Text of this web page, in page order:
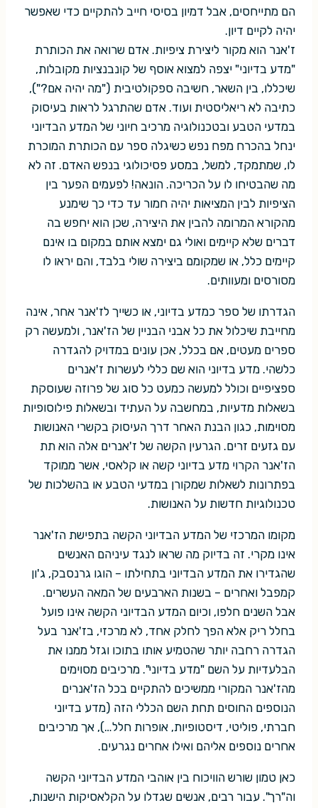
הם מתייחסים, אבל דמיון בסיסי חייב להתקיים כדי שאפשר
יהיה לקיים דיון.
ז'אנר הוא מקור ליצירת ציפיות. אדם שרואה את הכותרת
"מדע בדיוני" יצפה למצוא אוסף של קונבנציות מקובלות,
שיכללו, בין השאר, חשיבה ספקולטיבית ("מה יהיה אם?"),
כתיבה לא ריאליסטית ועוד. אדם שהתרגל לראות בעיסוק
במדעי הטבע ובטכנולוגיה מרכיב חיוני של המדע הבדיוני
ינחל בהכרח מפח נפש כשיגלה ספר עם הכותרת המוכרת
לו, שמתמקד, למשל, במסע פסיכולוגי בנפש האדם. זה לא
מה שהבטיחו לו על הכריכה. הונאה! לפעמים הפער בין
הציפיות לבין המציאות יהיה חמור עד כדי כך שימנע
מהקורא המרומה להבין את היצירה, שכן הוא יחפש בה
דברים שלא קיימים ואולי גם ימצא אותם במקום בו אינם
קיימים כלל, או שמקומם ביצירה שולי בלבד, והם יראו לו
מסורסים ומעוותים.
הגדרתו של ספר כמדע בדיוני, או כשייך לז'אנר אחר, אינה
מחייבת שיכלול את כל אבני הבניין של הז'אנר, ולמעשה רק
ספרים מעטים, אם בכלל, אכן עונים במדויק להגדרה
כלשהי. מדע בדיוני הוא שם כללי לעשרות ז'אנרים
ספציפיים וכולל למעשה כמעט כל סוג של פרוזה שעוסקת
בשאלות מדעיות, במחשבה על העתיד ובשאלות פילוסופיות
מסוימות, כגון הבנת האחר דרך העיסוק בקשרי האנושות
עם גזעים זרים. הגרעין הקשה של ז'אנרים אלה הוא תת
הז'אנר הקרוי מדע בדיוני קשה או קלאסי, אשר ממוקד
בפתרונות לשאלות שמקורן במדעי הטבע או בהשלכות של
טכנולוגיות חדשות על האנושות.
מקומו המרכזי של המדע הבדיוני הקשה בתפישת הז'אנר
אינו מקרי. זה בדיוק מה שראו לנגד עיניהם האנשים
שהגדירו את המדע הבדיוני בתחילתו – הוגו גרנסבק, ג'ון
קמפבל ואחרים – בשנות הארבעים של המאה העשרים.
אבל השנים חלפו, וכיום המדע הבדיוני הקשה אינו פועל
בחלל ריק אלא הפך לחלק אחד, לא מרכזי, בז'אנר בעל
הגדרה רחבה יותר שהטמיע אותו בתוכו וגזל ממנו את
הבלעדיות על השם "מדע בדיוני". מרכיבים מסוימים
מהז'אנר המקורי ממשיכים להתקיים בכל הז'אנרים
הנוספים החוסים תחת השם הכללי הזה (מדע בדיוני
חברתי, פוליטי, דיסטופיות, אופרות חלל…), אך מרכיבים
אחרים נוספים אליהם ואילו אחרים נגרעים.
כאן טמון שורש הוויכוח בין אוהבי המדע הבדיוני הקשה
וה"רך". עבור רבים, אנשים שגדלו על הקלאסיקות הישנות,